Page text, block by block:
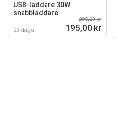
USB-laddare 30W
snabbladdare
23 dagar
295,00 kr
195,00 kr